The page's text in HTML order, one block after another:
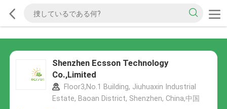
Shenzhen Ecsson Technology
Co.,Limited
Floor3,No.1 Building, Jiuhuaxin Industrial
Estate, Baoan District, Shenzhen, China,中国